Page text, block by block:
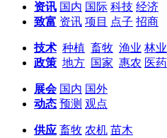
资讯 国内 国际 科技 经济
致富 资讯 项目 点子 招商
技术 种植 畜牧 渔业 林业
政策 地方 国家 惠农 医药
展会 国内 国外
动态 预测 观点
供应 畜牧 农机 苗木